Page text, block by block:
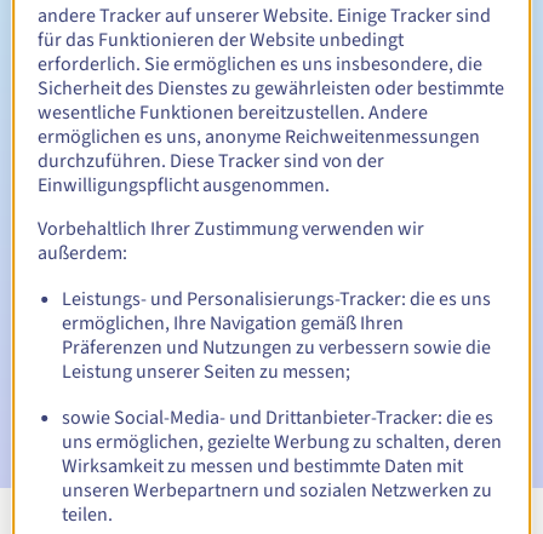
Verlängerungszeitraum Zwischen 1 und 9 Jahren
Rückgewinnungsfrist
Warn-E-Mails:
E-Mail am Ablaufdatumzur Benachrichtigung über die
Sperrung des Domainnamens
Benachrichtigung über die Löschung des Domainnamens
andere Tracker auf unserer Website. Einige Tracker sind
für das Funktionieren der Website unbedingt
erforderlich. Sie ermöglichen es uns insbesondere, die
Sicherheit des Dienstes zu gewährleisten oder bestimmte
wesentliche Funktionen bereitzustellen. Andere
ermöglichen es uns, anonyme Reichweitenmessungen
durchzuführen. Diese Tracker sind von der
Einwilligungspflicht ausgenommen.
Vorbehaltlich Ihrer Zustimmung verwenden wir
außerdem:
Leistungs- und Personalisierungs-Tracker: die es uns
ermöglichen, Ihre Navigation gemäß Ihren
Präferenzen und Nutzungen zu verbessern sowie die
Leistung unserer Seiten zu messen;
sowie Social-Media- und Drittanbieter-Tracker: die es
uns ermöglichen, gezielte Werbung zu schalten, deren
Wirksamkeit zu messen und bestimmte Daten mit
unseren Werbepartnern und sozialen Netzwerken zu
teilen.